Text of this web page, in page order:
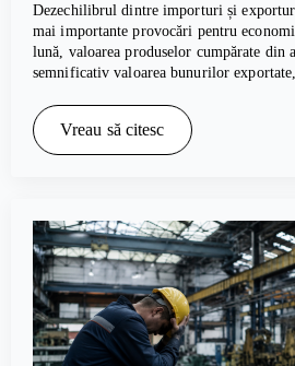
Dezechilibrul dintre importuri și
mai importante provocări pentru
lună, valoarea produselor cumpărate din
semnificativ valoarea bunurilor
Vreau să citesc